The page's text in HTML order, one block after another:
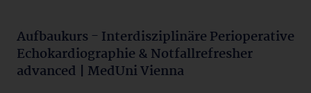
Aufbaukurs - Interdisziplinäre Perioperative
Echokardiographie & Notfallrefresher
advanced | MedUni Vienna